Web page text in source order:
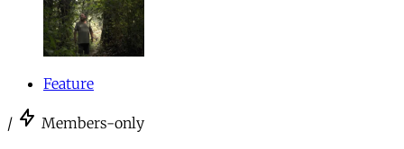
Feature
/ Members-only